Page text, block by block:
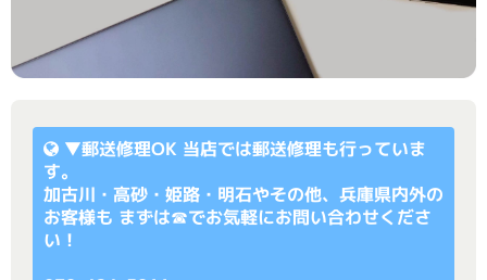
▼郵送修理OK 当店では郵送修理も行っていま
す。
加古川・高砂・姫路・明石やその他、兵庫県内外の
お客様も まずは☎でお気軽にお問い合わせくださ
い！